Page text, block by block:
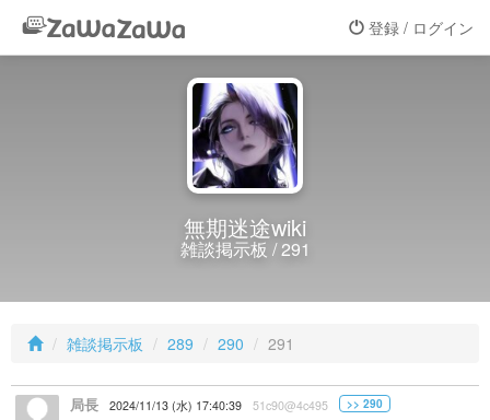
登録 / ログイン
無期迷途wiki
雑談掲示板 / 291
雑談掲示板 289 290 291
局長 2024/11/13 (水) 17:40:39 51c90@4c495 >> 290